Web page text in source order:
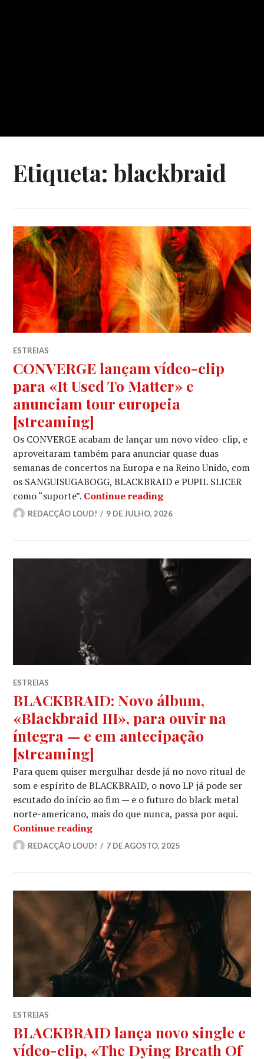
Etiqueta:blackbraid
ESTREIAS
CONVERGE lançam vídeo-clip
para «It Used To Matter» e
anunciam tour europeia
[streaming]
Os CONVERGE acabam de lançar um novo vídeo-clip, e
aproveitaram também para anunciar quase duas
semanas de concertos na Europa e na Reino Unido, com
os SANGUISUGABOGG, BLACKBRAID e PUPIL SLICER
como “suporte”. Continue readingCONVERGE lançam
REDACÇÃO LOUD! 9 DE JULHO, 2026
ESTREIAS
BLACKBRAID: Novo álbum,
«Blackbraid III», para ouvir na
íntegra — e em antecipação
[streaming]
Para quem quiser mergulhar desde já no novo ritual de
som e espírito de BLACKBRAID, o novo LP já pode ser
escutado do início ao fim — e o futuro do black metal
norte-americano, mais do que nunca, passa por aqui.
Continue readingBLACKBRAID: Novo álbum,
REDACÇÃO LOUD! 7 DE AGOSTO, 2025
ESTREIAS
BLACKBRAID lança novo single e
vídeo-clip, «The Dying Breath Of